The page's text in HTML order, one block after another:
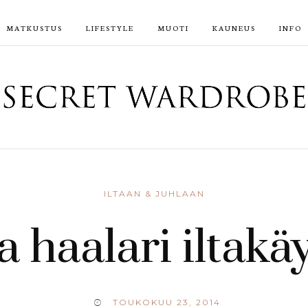
MATKUSTUS LIFESTYLE MUOTI KAUNEUS INFO
ILTAAN & JUHLAAN
haalari
TOUKOKUU 23, 2014